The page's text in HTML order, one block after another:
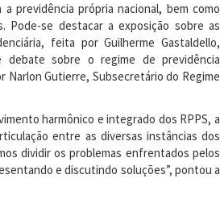
previdência própria nacional, bem como
Pode-se destacar a exposição sobre as
feita por Guilherme Gastaldello,
sobre o regime de previdência
Gutierre, Subsecretário do Regime
harmônico e integrado dos RPPS, a
entre as diversas instâncias dos
dividir os problemas enfrentados pelos
e discutindo soluções”, pontou a